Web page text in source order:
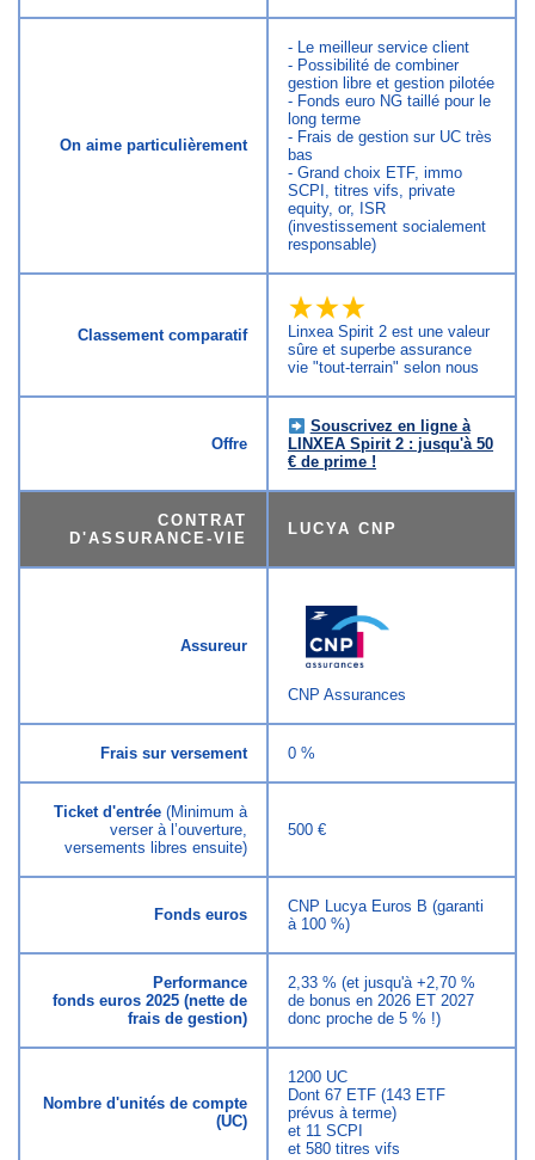
On aime particulièrement
- Le meilleur service client
- Possibilité de combiner
gestion libre et gestion pilotée
- Fonds euro NG taillé pour le
long terme
- Frais de gestion sur UC très
bas
- Grand choix ETF, immo
SCPI, titres vifs, private
equity, or, ISR
(investissement socialement
responsable)
Classement comparatif
Linxea Spirit 2 est une valeur
sûre et superbe assurance
vie "tout-terrain" selon nous
Offre
Souscrivez en ligne à
LINXEA Spirit 2 : jusqu'à 50
€ de prime !
CONTRAT
D'ASSURANCE-VIE
LUCYA CNP
Assureur
CNP Assurances
Frais sur versement 0 %
Ticket d'entrée(Minimum à
verser à l’ouverture,
versements libres ensuite)
500 €
Fonds euros
CNP Lucya Euros B (garanti
à 100 %)
Performance
fonds euros 2025 (nette de
frais de gestion)
2,33 % (et jusqu'à +2,70 %
de bonus en 2026 ET 2027
donc proche de 5 % !)
Nombre d'unités de compte
(UC)
1200 UC
Dont 67 ETF (143 ETF
prévus à terme)
et 11 SCPI
et 580 titres vifs